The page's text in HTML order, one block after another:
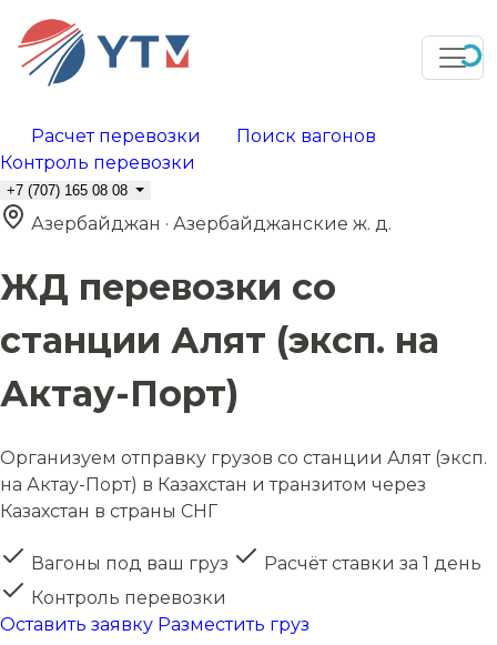
Расчет перевозки
Поиск вагонов
Контроль перевозки
+7 (707) 165 08 08
Азербайджан · Азербайджанские ж. д.
ЖД перевозки со
станции Алят (эксп. на
Актау-Порт)
Организуем отправку грузов со станции Алят (эксп.
на Актау-Порт) в Казахстан и транзитом через
Казахстан в страны СНГ
Вагоны под ваш груз
Расчёт ставки за 1 день
Контроль перевозки
Оставить заявку Разместить груз